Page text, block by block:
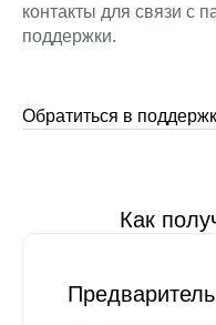
контакты для связи с
поддержки.
Обратиться в
Как